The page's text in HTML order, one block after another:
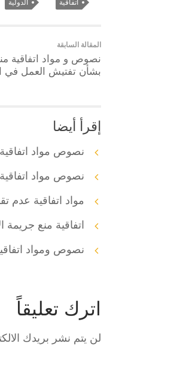
اتفاقية الدولية
المقالة السابقة
نصوص و مواد اتفاقية
بشأن تفتيش العمل في
إقرأ أيضا
نصوص مواد اتفاقية
نصوص مواد اتفاقية
مواد اتفاقية عدم
اتفاقية منع جريمة
نصوص ومواد اتفاقية
اترك تعليقاً
لن يتم نشر بريدك